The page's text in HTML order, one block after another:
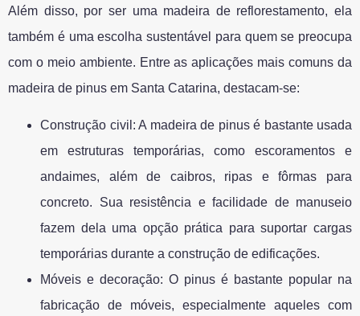
Além disso, por ser uma madeira de reflorestamento, ela
também é uma escolha sustentável para quem se preocupa
com o meio ambiente. Entre as aplicações mais comuns da
madeira de pinus em Santa Catarina, destacam-se:
Construção civil: A madeira de pinus é bastante usada
em estruturas temporárias, como escoramentos e
andaimes, além de caibros, ripas e fôrmas para
concreto. Sua resistência e facilidade de manuseio
fazem dela uma opção prática para suportar cargas
temporárias durante a construção de edificações.
Móveis e decoração: O pinus é bastante popular na
fabricação de móveis, especialmente aqueles com